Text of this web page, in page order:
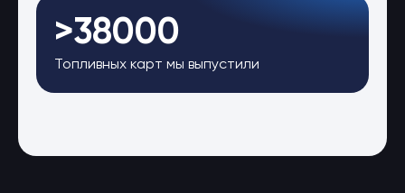
>38000
Топливных карт мы выпустили